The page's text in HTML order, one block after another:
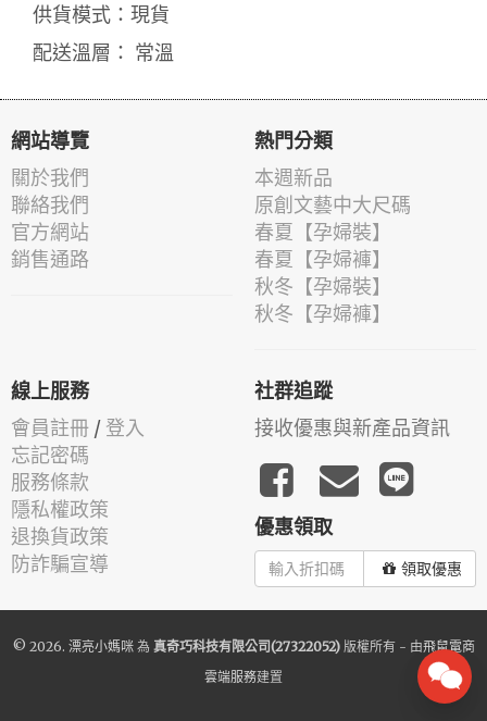
供貨模式：現貨
配送溫層： 常溫
網站導覽
關於我們
聯絡我們
官方網站
銷售通路
熱門分類
本週新品
原創文藝中大尺碼
春夏【孕婦裝】
春夏【孕婦褲】
秋冬【孕婦裝】
秋冬【孕婦褲】
線上服務
會員註冊 / 登入
忘記密碼
服務條款
隱私權政策
退換貨政策
防詐騙宣導
社群追蹤
接收優惠與新產品資訊
優惠領取
領取優惠
© 2026. 漂亮小媽咪為 真奇巧科技有限公司(27322052)版權所有 - 由飛鼠電商
雲端服務建置